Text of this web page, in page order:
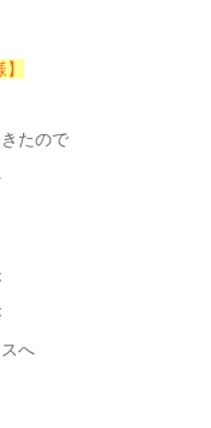
たので
へ